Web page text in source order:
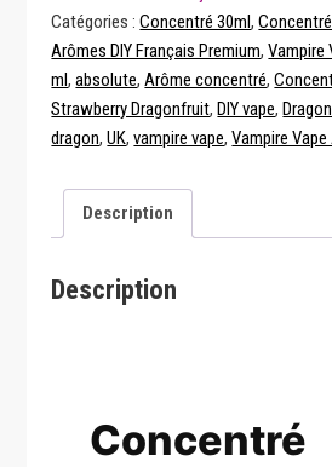
30
Ml
Absolute
Vampire
Vape
Catégories :Concentré 30ml,
Arômes DIY Français Premium,Vampire
ml,absolute,Arôme concentré,
Strawberry Dragonfruit,DIY vape,
dragon,UK,vampire vape,Vampire
Description
Description
Concentré